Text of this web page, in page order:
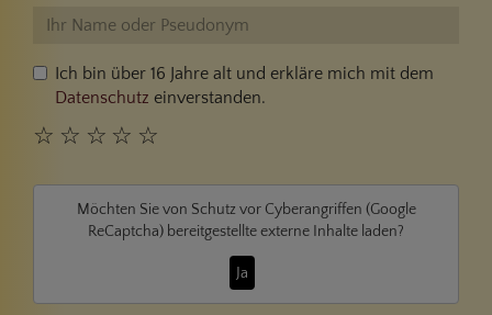
Ich bin über 16 Jahre alt und erkläre mich mit dem
Datenschutz einverstanden.
☆
☆
☆
☆
☆
Möchten Sie von Schutz vor Cyberangriffen (Google
ReCaptcha) bereitgestellte externe Inhalte laden?
Ja